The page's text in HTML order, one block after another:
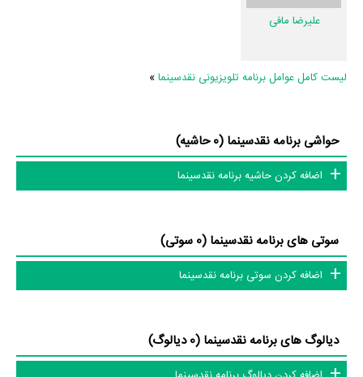
علیرضا مافی
لیست کامل عوامل برنامه تلویزیونی نقدسینما»
حواشی برنامه نقدسینما (0 حاشیه)
اضافه کردن حاشیه برنامه نقدسینما
سوتی های برنامه نقدسینما (0 سوتی)
اضافه کردن سوتی برنامه نقدسینما
دیالوگ های برنامه نقدسینما (0 دیالوگ)